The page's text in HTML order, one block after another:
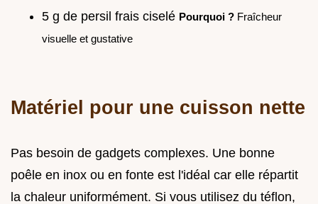
5 g de persil frais ciselé Pourquoi ? Fraîcheur
visuelle et gustative
Matériel pour une cuisson nette
Pas besoin de gadgets complexes. Une bonne
poêle en inox ou en fonte est l'idéal car elle répartit
la chaleur uniformément. Si vous utilisez du téflon,